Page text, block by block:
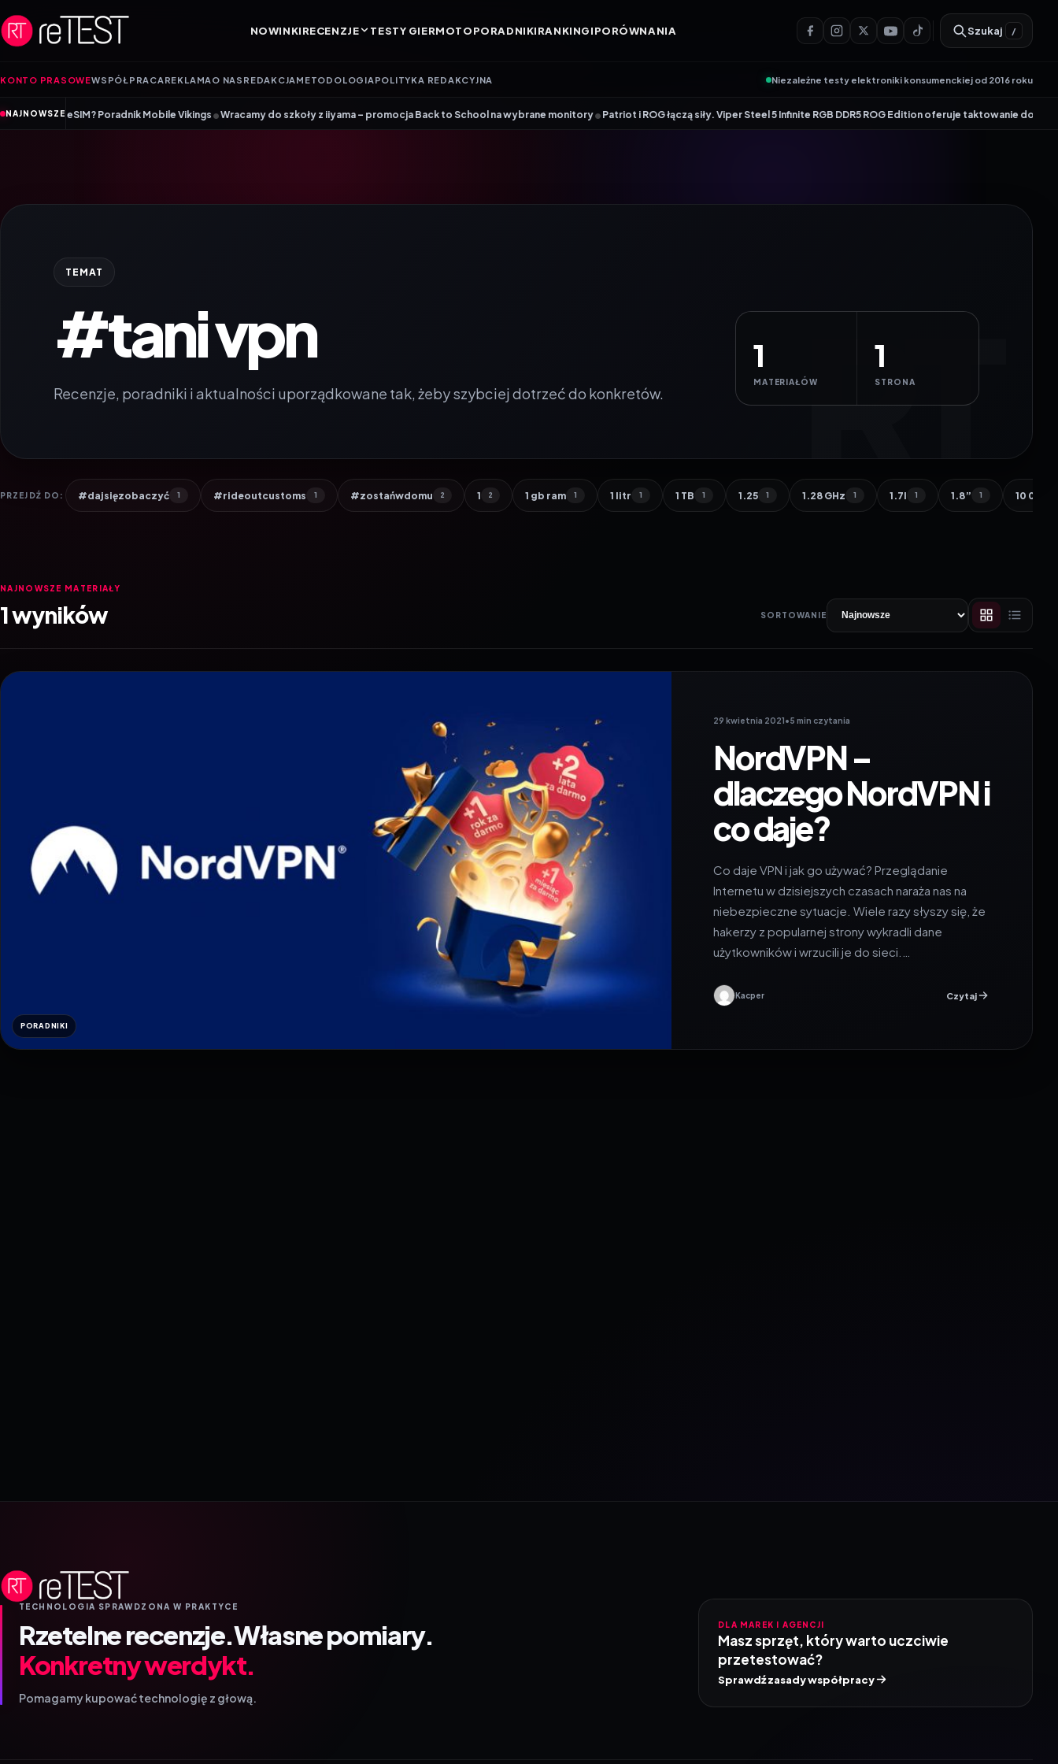
NOWINKIRECENZJE TESTY GIERMOTOPORADNIKIRANKINGIPORÓWNANIA Szukaj /
KONTO PRASOWEWSPÓŁPRACA REKLAMA O NAS REDAKCJA METODOLOGIA POLITYKA REDAKCYJNA Niezależne testy elektroniki konsumenckiej od 2016 roku
NAJNOWSZE
eSIM? Poradnik Mobile Vikings•Wracamy do szkoły z iiyama – promocja Back to School na wybrane monitory•Patriot i ROG łączą siły. Viper Steel 5 Infinite RGB DDR5 ROG Edition oferuje taktowanie do 8600 MT/s•
TEMAT
#tani vpn
Recenzje, poradniki i aktualności uporządkowane tak, żeby szybciej dotrzeć do konkretów.
1
MATERIAŁÓW
1
STRONA
PRZEJDŹ DO: #dajsięzobaczyć 1 #rideoutcustoms 1 #zostańwdomu 2 1 2 1 gb ram 1 1 litr 1 1 TB 1 1.25 1 1.28 GHz 1 1.7l 1 1.8” 1 10 000
NAJNOWSZE MATERIAŁY
1 wyników SORTOWANIE
PORADNIKI
29 kwietnia 2021•5 min czytania
NordVPN –
dlaczego NordVPN i
co daje?
Co daje VPN i jak go używać? Przeglądanie
Internetu w dzisiejszych czasach naraża nas na
niebezpieczne sytuacje. Wiele razy słyszy się, że
hakerzy z popularnej strony wykradli dane
użytkowników i wrzucili je do sieci.…
Kacper Czytaj
TECHNOLOGIA SPRAWDZONA W PRAKTYCE
Rzetelne recenzje.Własne pomiary.
Konkretny werdykt.
Pomagamy kupować technologię z głową.
DLA MAREK I AGENCJI
Masz sprzęt, który warto uczciwie
przetestować?
Sprawdź zasady współpracy